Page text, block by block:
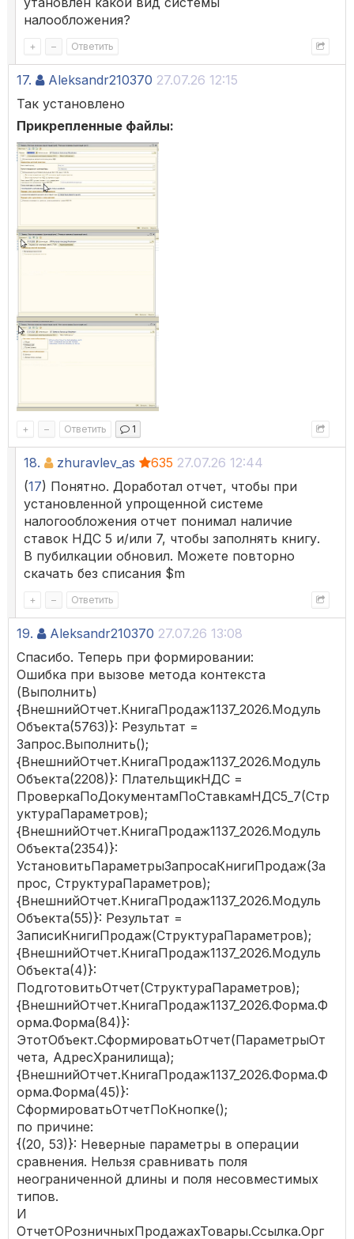
налообложения?
+ – Ответить
17. Aleksandr210370 27.07.26 12:15
Так установлено
Прикрепленные файлы:
+ – Ответить 1
18. zhuravlev_as 635 27.07.26 12:44
(17) Понятно. Доработал отчет, чтобы при
установленной упрощенной системе
налогообложения отчет понимал наличие
ставок НДС 5 и/или 7, чтобы заполнять книгу.
В пубилкации обновил. Можете повторно
скачать без списания $m
+ – Ответить
19. Aleksandr210370 27.07.26 13:08
Спасибо. Теперь при формировании:
Ошибка при вызове метода контекста
(Выполнить)
{ВнешнийОтчет.КнигаПродаж1137_2026.Модуль
Объекта(5763)}: Результат =
Запрос.Выполнить();
{ВнешнийОтчет.КнигаПродаж1137_2026.Модуль
Объекта(2208)}: ПлательщикНДС =
ПроверкаПоДокументамПоСтавкамНДС5_7(Стр
уктураПараметров);
{ВнешнийОтчет.КнигаПродаж1137_2026.Модуль
Объекта(2354)}:
УстановитьПараметрыЗапросаКнигиПродаж(За
прос, СтруктураПараметров);
{ВнешнийОтчет.КнигаПродаж1137_2026.Модуль
Объекта(55)}: Результат =
ЗаписиКнигиПродаж(СтруктураПараметров);
{ВнешнийОтчет.КнигаПродаж1137_2026.Модуль
Объекта(4)}:
ПодготовитьОтчет(СтруктураПараметров);
{ВнешнийОтчет.КнигаПродаж1137_2026.Форма.Ф
орма.Форма(84)}:
ЭтотОбъект.СформироватьОтчет(ПараметрыОт
чета, АдресХранилища);
{ВнешнийОтчет.КнигаПродаж1137_2026.Форма.Ф
орма.Форма(45)}:
СформироватьОтчетПоКнопке();
по причине:
{(20, 53)}: Неверные параметры в операции
сравнения. Нельзя сравнивать поля
неограниченной длины и поля несовместимых
типов.
И
ОтчетОРозничныхПродажахТовары.Ссылка.Орг